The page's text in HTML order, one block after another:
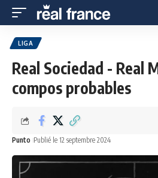
LIGA
Real Sociedad - Real
compos probables
Punto Publié le 12 septembre 2024